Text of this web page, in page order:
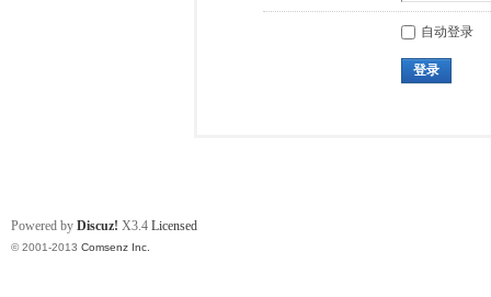
自动登录
登录
Powered by Discuz! X3.4 Licensed
© 2001-2013 Comsenz Inc.